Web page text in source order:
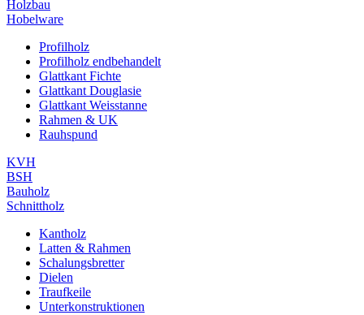
Holzbau
Hobelware
Profilholz
Profilholz endbehandelt
Glattkant Fichte
Glattkant Douglasie
Glattkant Weisstanne
Rahmen & UK
Rauhspund
KVH
BSH
Bauholz
Schnittholz
Kantholz
Latten & Rahmen
Schalungsbretter
Dielen
Traufkeile
Unterkonstruktionen